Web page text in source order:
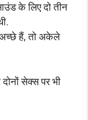
के लिए दो तीन
हैं, तो अकेले
सेक्स पर भी